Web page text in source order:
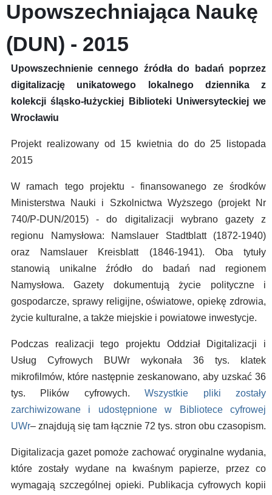
Upowszechniająca Naukę
(DUN) - 2015
Upowszechnienie cennego źródła do badań poprzez
digitalizację unikatowego lokalnego dziennika z
kolekcji śląsko-łużyckiej Biblioteki Uniwersyteckiej we
Wrocławiu
Projekt realizowany od 15 kwietnia do do 25 listopada
2015
W ramach tego projektu - finansowanego ze środków
Ministerstwa Nauki i Szkolnictwa Wyższego (projekt Nr
740/P-DUN/2015) - do digitalizacji wybrano gazety z
regionu Namysłowa: Namslauer Stadtblatt (1872-1940)
oraz Namslauer Kreisblatt (1846-1941). Oba tytuły
stanowią unikalne źródło do badań nad regionem
Namysłowa. Gazety dokumentują życie polityczne i
gospodarcze, sprawy religijne, oświatowe, opiekę zdrowia,
życie kulturalne, a także miejskie i powiatowe inwestycje.
Podczas realizacji tego projektu Oddział Digitalizacji i
Usług Cyfrowych BUWr wykonała 36 tys. klatek
mikrofilmów, które następnie zeskanowano, aby uzskać 36
tys. Plików cyfrowych.Wszystkie pliki zostały
zarchiwizowane i udostępnione w Bibliotece cyfrowej
UWr– znajdują się tam łącznie 72 tys. stron obu czasopism.
Digitalizacja gazet pomoże zachować oryginalne wydania,
które zostały wydane na kwaśnym papierze, przez co
wymagają szczególnej opieki. Publikacja cyfrowych kopii